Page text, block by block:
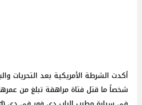
أكدت الشرطة الأمريكية بعد التحريات